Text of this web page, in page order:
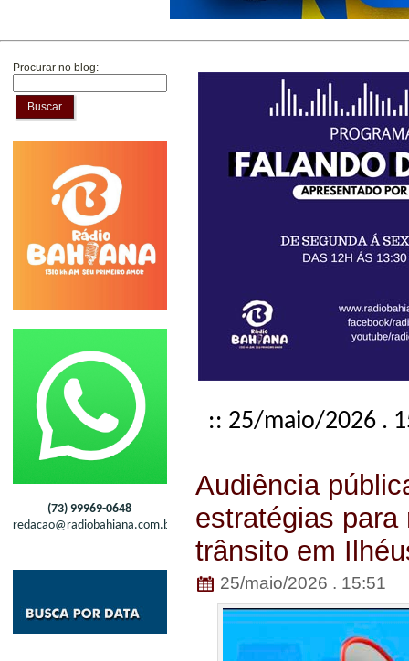
Procurar no blog:
Buscar
(73) 99969-0648
redacao@radiobahiana.com.br
:: 25/maio/2026 .
Audiência
estratégias
trânsito em
25/maio/2026 . 15:51